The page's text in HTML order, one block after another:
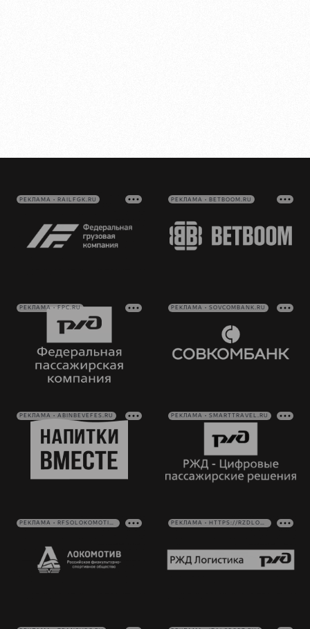
РЕКЛАМА • RAILFGK.RU РЕКЛАМА • BETBOOM.RU
РЕКЛАМА • FPC.RU РЕКЛАМА • SOVCOMBANK.RU
РЕКЛАМА • ABINBEVEFES.RU РЕКЛАМА • SMARTTRAVEL.RU
РЕКЛАМА • RFSOLOKOMOTIV.RU РЕКЛАМА • HTTPS://RZDLOG.RU/